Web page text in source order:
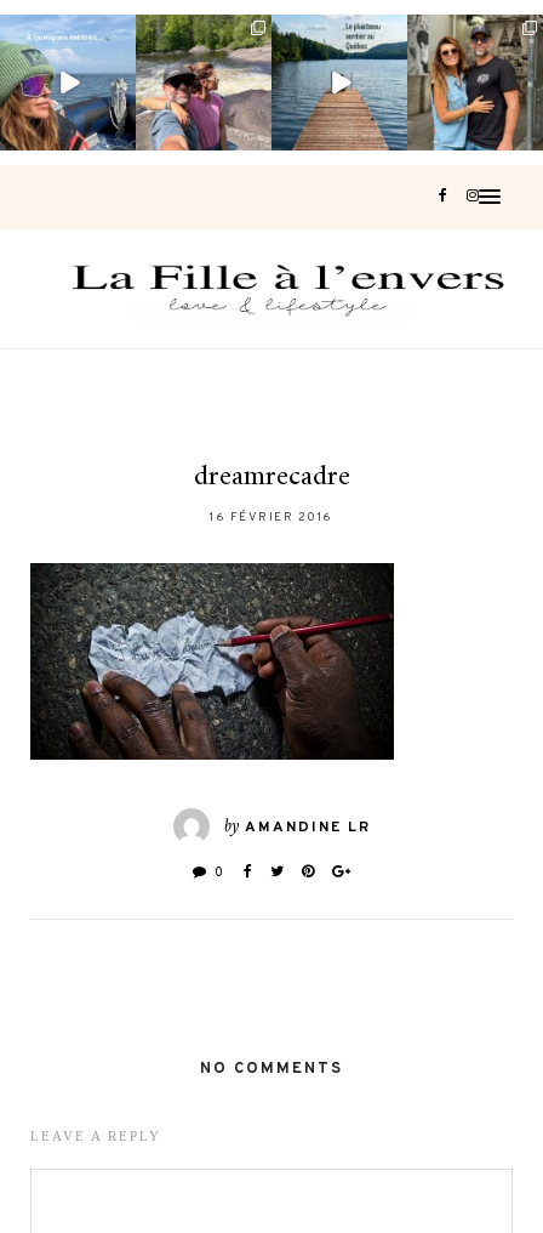
Voir une baleine
en photo, c’est
impressionnant
🐋...
Les Laurentides,
le Québec
version nature.
...
Et si je te disais
qu’il existe un
sentier où tu...
127 37
Montréal, une
très belle
surprise 🇨🇦
450
dreamrecadre
16 FÉVRIER 2016
by AMANDINE LR
0
NO COMMENTS
LEAVE A REPLY